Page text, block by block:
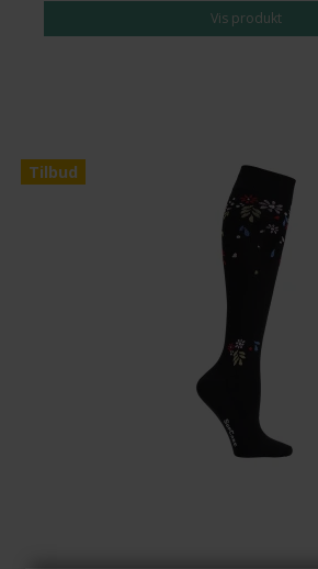
Vis produkt
Tilbud